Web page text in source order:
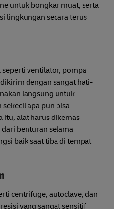
untuk bongkar muat, serta
lingkungan secara terus
seperti ventilator, pompa
dengan sangat hati-
langsung untuk
apa pun bisa
itu, alat harus dikemas
benturan selama
baik saat tiba di tempat
centrifuge, autoclave, dan
yang sangat sensitif